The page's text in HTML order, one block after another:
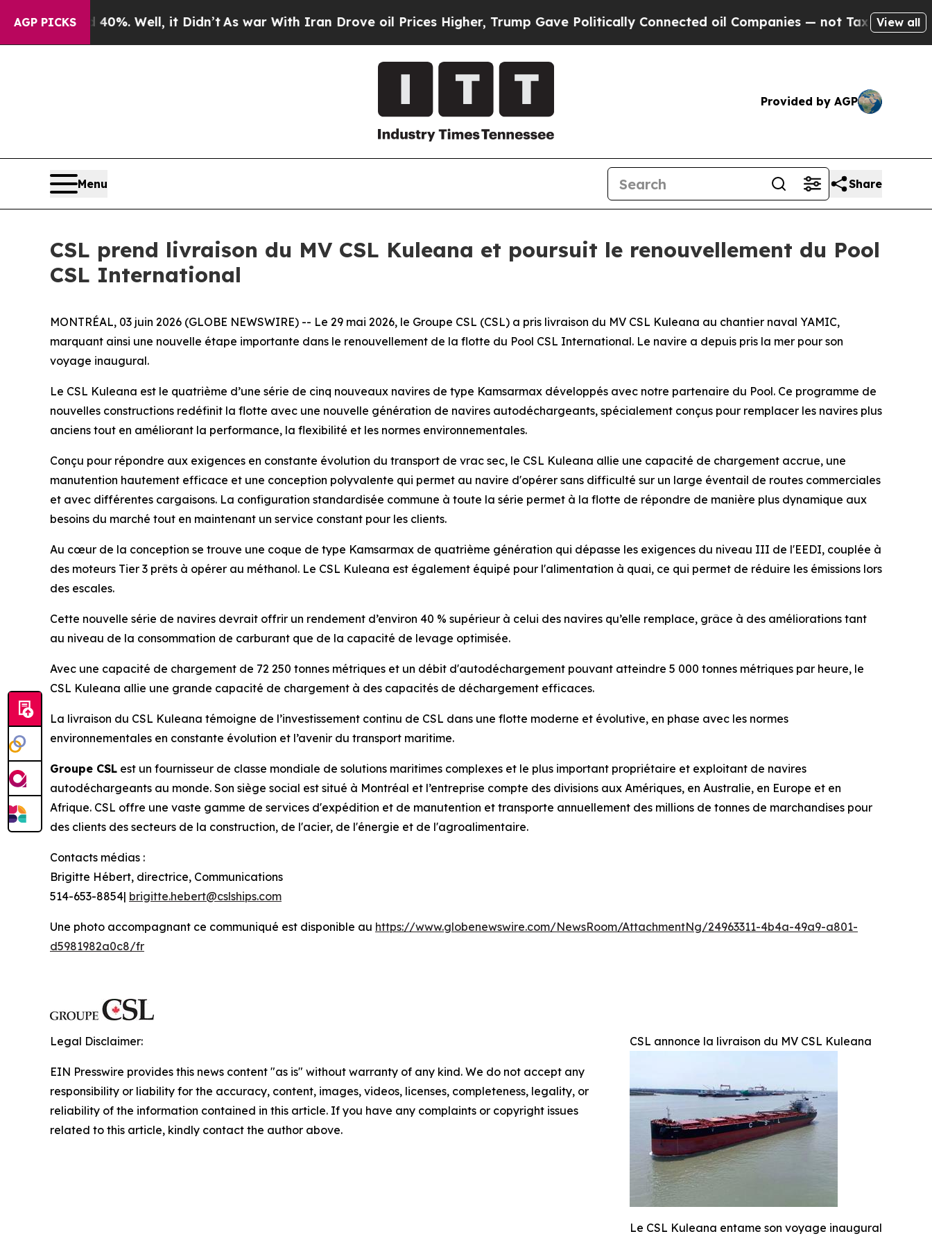
AGP PICKS40%. Well, it Didn’tAs war With Iran Drove oil Prices Higher, Trump Gave Politically Connected oil Companies — not Taxpayers — theView all
Provided by AGP
Menu Share
CSL prend livraison du MV CSL Kuleana et poursuit le renouvellement du Pool
CSL International
MONTRÉAL, 03 juin 2026 (GLOBE NEWSWIRE) -- Le 29 mai 2026, le Groupe CSL (CSL) a pris livraison du MV CSL Kuleana au chantier naval YAMIC,
marquant ainsi une nouvelle étape importante dans le renouvellement de la flotte du Pool CSL International. Le navire a depuis pris la mer pour son
voyage inaugural.
Le CSL Kuleana est le quatrième d’une série de cinq nouveaux navires de type Kamsarmax développés avec notre partenaire du Pool. Ce programme de
nouvelles constructions redéfinit la flotte avec une nouvelle génération de navires autodéchargeants, spécialement conçus pour remplacer les navires plus
anciens tout en améliorant la performance, la flexibilité et les normes environnementales.
Conçu pour répondre aux exigences en constante évolution du transport de vrac sec, le CSL Kuleana allie une capacité de chargement accrue, une
manutention hautement efficace et une conception polyvalente qui permet au navire d'opérer sans difficulté sur un large éventail de routes commerciales
et avec différentes cargaisons. La configuration standardisée commune à toute la série permet à la flotte de répondre de manière plus dynamique aux
besoins du marché tout en maintenant un service constant pour les clients.
Au cœur de la conception se trouve une coque de type Kamsarmax de quatrième génération qui dépasse les exigences du niveau III de l'EEDI, couplée à
des moteurs Tier 3 prêts à opérer au méthanol. Le CSL Kuleana est également équipé pour l'alimentation à quai, ce qui permet de réduire les émissions lors
des escales.
Cette nouvelle série de navires devrait offrir un rendement d’environ 40 % supérieur à celui des navires qu’elle remplace, grâce à des améliorations tant
au niveau de la consommation de carburant que de la capacité de levage optimisée.
Avec une capacité de chargement de 72 250 tonnes métriques et un débit d'autodéchargement pouvant atteindre 5 000 tonnes métriques par heure, le
CSL Kuleana allie une grande capacité de chargement à des capacités de déchargement efficaces.
La livraison du CSL Kuleana témoigne de l’investissement continu de CSL dans une flotte moderne et évolutive, en phase avec les normes
environnementales en constante évolution et l’avenir du transport maritime.
Groupe CSL est un fournisseur de classe mondiale de solutions maritimes complexes et le plus important propriétaire et exploitant de navires
autodéchargeants au monde. Son siège social est situé à Montréal et l’entreprise compte des divisions aux Amériques, en Australie, en Europe et en
Afrique. CSL offre une vaste gamme de services d'expédition et de manutention et transporte annuellement des millions de tonnes de marchandises pour
des clients des secteurs de la construction, de l'acier, de l'énergie et de l'agroalimentaire.
Contacts médias :
Brigitte Hébert, directrice, Communications
514-653-8854| brigitte.hebert@cslships.com
Une photo accompagnant ce communiqué est disponible au https://www.globenewswire.com/NewsRoom/AttachmentNg/24963311-4b4a-49a9-a801-
d5981982a0c8/fr
CSL annonce la livraison du MV CSL Kuleana
Le CSL Kuleana entame son voyage inaugural
Legal Disclaimer:
EIN Presswire provides this news content "as is" without warranty of any kind. We do not accept any
responsibility or liability for the accuracy, content, images, videos, licenses, completeness, legality, or
reliability of the information contained in this article. If you have any complaints or copyright issues
related to this article, kindly contact the author above.